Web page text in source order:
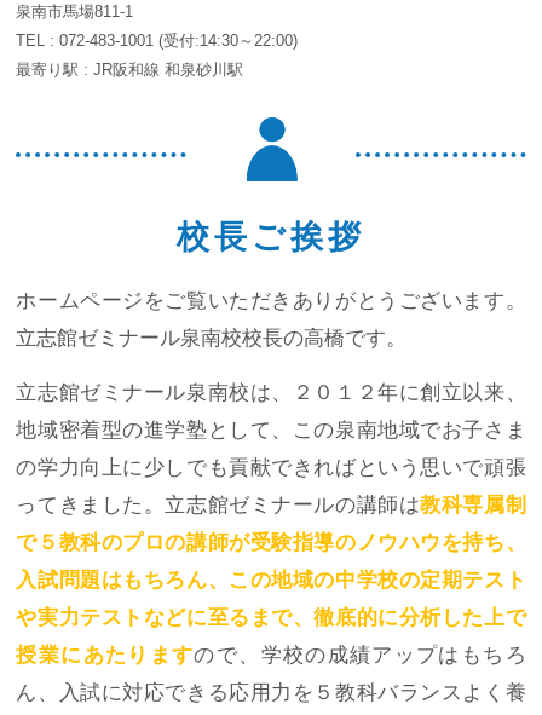
泉南市馬場811-1
TEL :072-483-1001 (受付:14:30～22:00)
最寄り駅 : JR阪和線 和泉砂川駅
校長ご挨拶
ホームページをご覧いただきありがとうございます。
立志館ゼミナール泉南校校長の高橋です。
立志館ゼミナール泉南校は、２０１２年に創立以来、
地域密着型の進学塾として、この泉南地域でお子さま
の学力向上に少しでも貢献できればという思いで頑張
ってきました。立志館ゼミナールの講師は教科専属制
で５教科のプロの講師が受験指導のノウハウを持ち、
入試問題はもちろん、この地域の中学校の定期テスト
や実力テストなどに至るまで、徹底的に分析した上で
授業にあたりますので、学校の成績アップはもちろ
ん、入試に対応できる応用力を５教科バランスよく養